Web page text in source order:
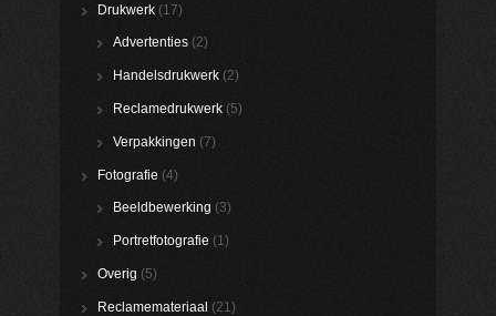
Drukwerk (17)
Advertenties (2)
Handelsdrukwerk (2)
Reclamedrukwerk (5)
Verpakkingen (7)
Fotografie (4)
Beeldbewerking (3)
Portretfotografie (1)
Overig (5)
Reclamemateriaal (21)